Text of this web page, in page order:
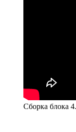
Сборка блока